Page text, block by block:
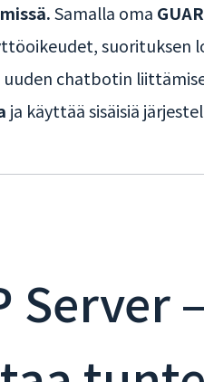
Samalla oma
suorituksen
uuden chatbotin
ja käyttää sisäisiä
Server